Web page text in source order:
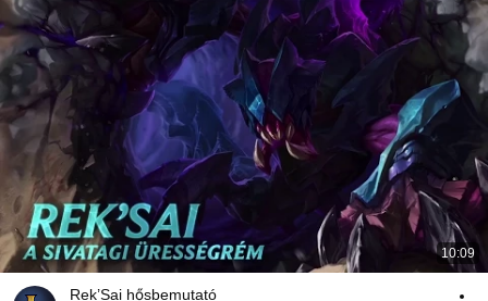
10:09
Rek’Sai hősbemutató